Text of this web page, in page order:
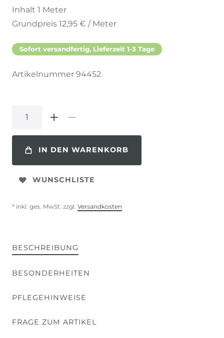
Inhalt 1 Meter
Grundpreis 12,95 € / Meter
Sofort versandfertig, Lieferzeit 1-3 Tage
Artikelnummer 94452
IN DEN WARENKORB
WUNSCHLISTE
* inkl. ges. MwSt. zzgl. Versandkosten
BESCHREIBUNG
BESONDERHEITEN
PFLEGEHINWEISE
FRAGE ZUM ARTIKEL